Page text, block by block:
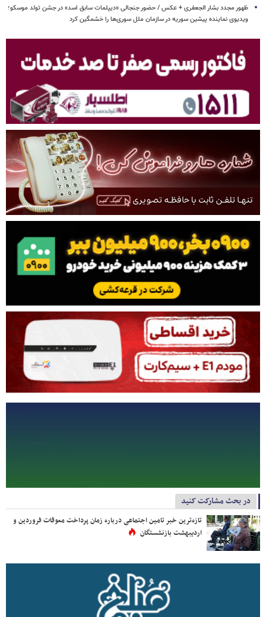
ظهور مجدد بشار الجعفری + عکس / حضور جنجالی «دیپلمات سابق اسد» در جشن تولد موسکو؛
ویدیوی نماینده پیشین سوریه در سازمان ملل سوری‌ها را خشمگین کرد
در بحث مشارکت کنید
تازه‌ترین خبر تامین اجتماعی درباره زمان پرداخت معوقات فروردین و
اردیبهشت بازنشستگان